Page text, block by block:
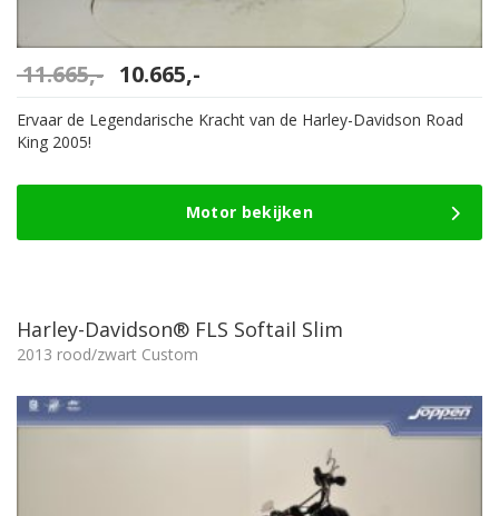
11.665,- Oorspronkelijke
prijs
was:
11.665,-.
10.665,-
prijs
is:
Ervaar de Legendarische Kracht van de Harley-Davidson Road
King 2005!
Motor bekijken
Harley-Davidson® FLS Softail Slim
2013 rood/zwart Custom